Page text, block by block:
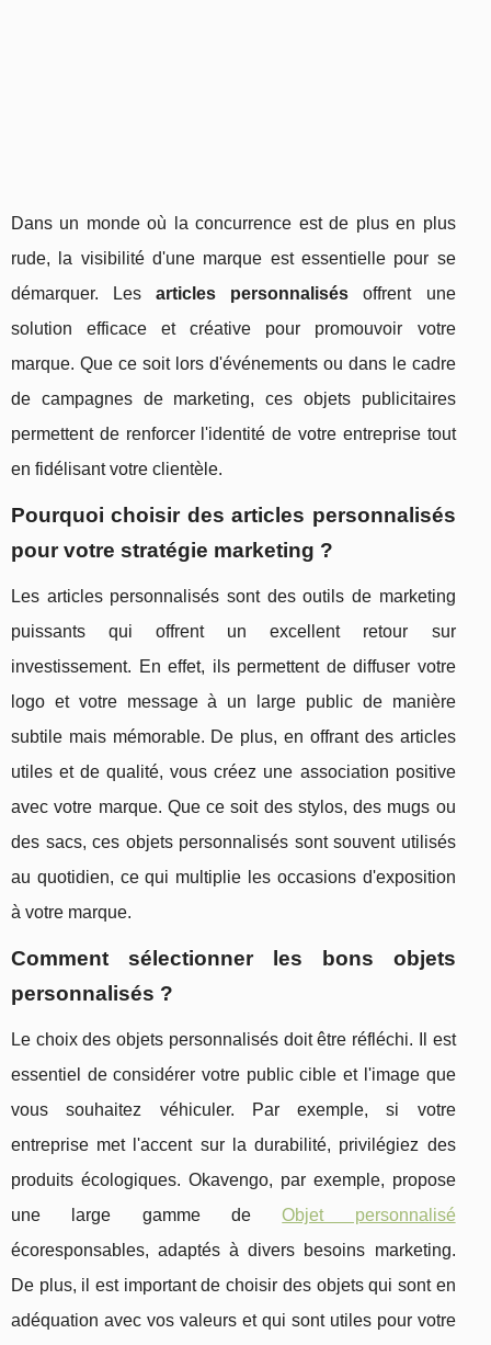
Dans un monde où la concurrence est de plus en plus
rude, la visibilité d'une marque est essentielle pour se
démarquer. Lesarticles personnalisés offrent une
solution efficace et créative pour promouvoir votre
marque. Que ce soit lors d'événements ou dans le cadre
de campagnes de marketing, ces objets publicitaires
permettent de renforcer l'identité de votre entreprise tout
en fidélisant votre clientèle.
Pourquoi choisir des articles personnalisés
pour votre stratégie marketing ?
Les articles personnalisés sont des outils de marketing
puissants qui offrent un excellent retour sur
investissement. En effet, ils permettent de diffuser votre
logo et votre message à un large public de manière
subtile mais mémorable. De plus, en offrant des articles
utiles et de qualité, vous créez une association positive
avec votre marque. Que ce soit des stylos, des mugs ou
des sacs, ces objets personnalisés sont souvent utilisés
au quotidien, ce qui multiplie les occasions d'exposition
à votre marque.
Comment sélectionner les bons objets
personnalisés ?
Le choix des objets personnalisés doit être réfléchi. Il est
essentiel de considérer votre public cible et l'image que
vous souhaitez véhiculer. Par exemple, si votre
entreprise met l'accent sur la durabilité, privilégiez des
produits écologiques. Okavengo, par exemple, propose
une large gamme deObjet personnalisé
écoresponsables, adaptés à divers besoins marketing.
De plus, il est important de choisir des objets qui sont en
adéquation avec vos valeurs et qui sont utiles pour votre